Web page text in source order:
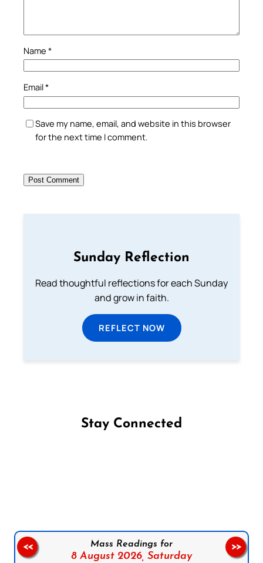
Name *
Email*
Save my name, email, and website in this browser
for the next time I comment.
Sunday Reflection
Read thoughtful reflections for each Sunday
and grow in faith.
REFLECT NOW
Stay Connected
Mass Readings for
8 August 2026, Saturday
<< >>